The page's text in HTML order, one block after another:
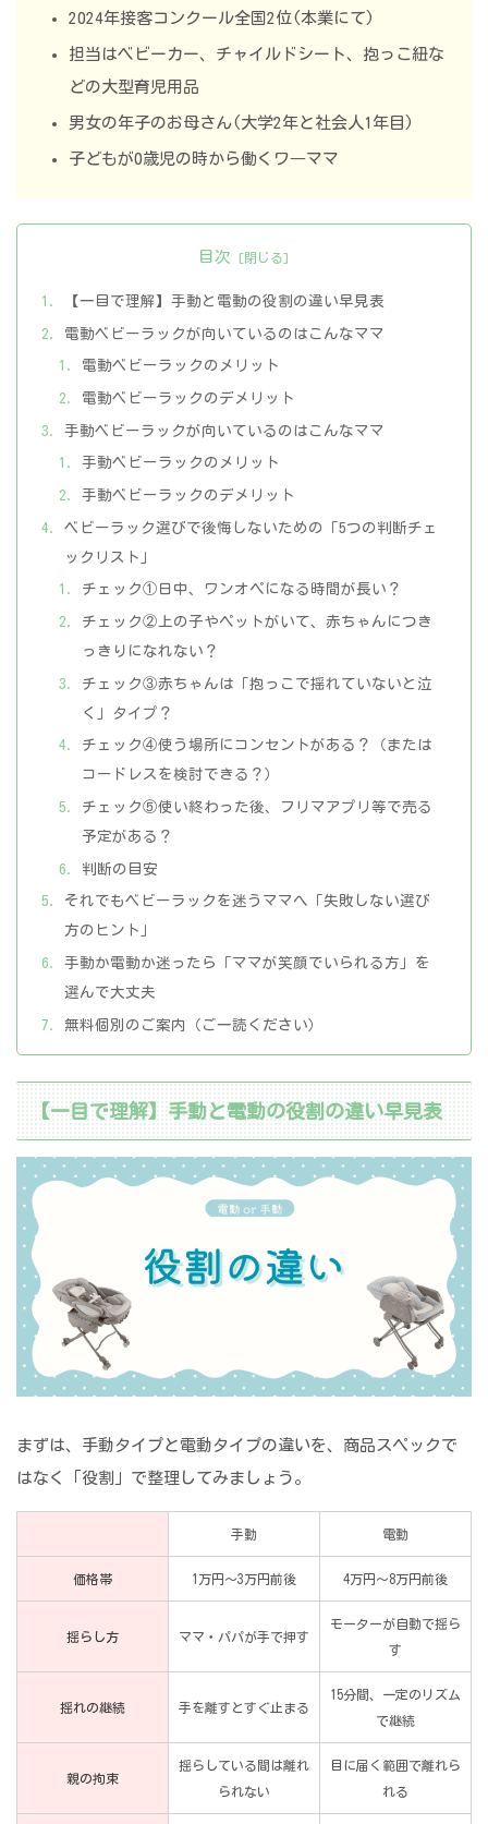
2024年接客コンクール全国2位(本業にて)
担当はベビーカー、チャイルドシート、抱っこ紐な
どの大型育児用品
男女の年子のお母さん(大学2年と社会人1年目)
子どもが0歳児の時から働くワ―ママ
目次
【一目で理解】手動と電動の役割の違い早見表
電動ベビーラックが向いているのはこんなママ
電動ベビーラックのメリット
電動ベビーラックのデメリット
手動ベビーラックが向いているのはこんなママ
手動ベビーラックのメリット
手動ベビーラックのデメリット
ベビーラック選びで後悔しないための「5つの判断チェ
ックリスト」
チェック①日中、ワンオペになる時間が長い？
チェック②上の子やペットがいて、赤ちゃんにつき
っきりになれない？
チェック③赤ちゃんは「抱っこで揺れていないと泣
く」タイプ？
チェック④使う場所にコンセントがある？（または
コードレスを検討できる？）
チェック⑤使い終わった後、フリマアプリ等で売る
予定がある？
判断の目安
それでもベビーラックを迷うママへ「失敗しない選び
方のヒント」
手動か電動か迷ったら「ママが笑顔でいられる方」を
選んで大丈夫
無料個別のご案内（ご一読ください）
【一目で理解】手動と電動の役割の違い早見表
まずは、手動タイプと電動タイプの違いを、商品スペックで
はなく「役割」で整理してみましょう。
手動 電動
価格帯 1万円〜3万円前後 4万円〜8万円前後
揺らし方 ママ・パパが手で押す
モーターが自動で揺ら
す
揺れの継続 手を離すとすぐ止まる
15分間、一定のリズム
で継続
親の拘束
揺らしている間は離れ
られない
目に届く範囲で離れら
れる